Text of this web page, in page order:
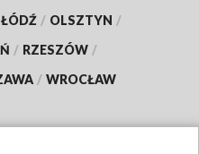
ŁÓDŹ / OLSZTYN /
/ RZESZÓW /
/ WROCŁAW